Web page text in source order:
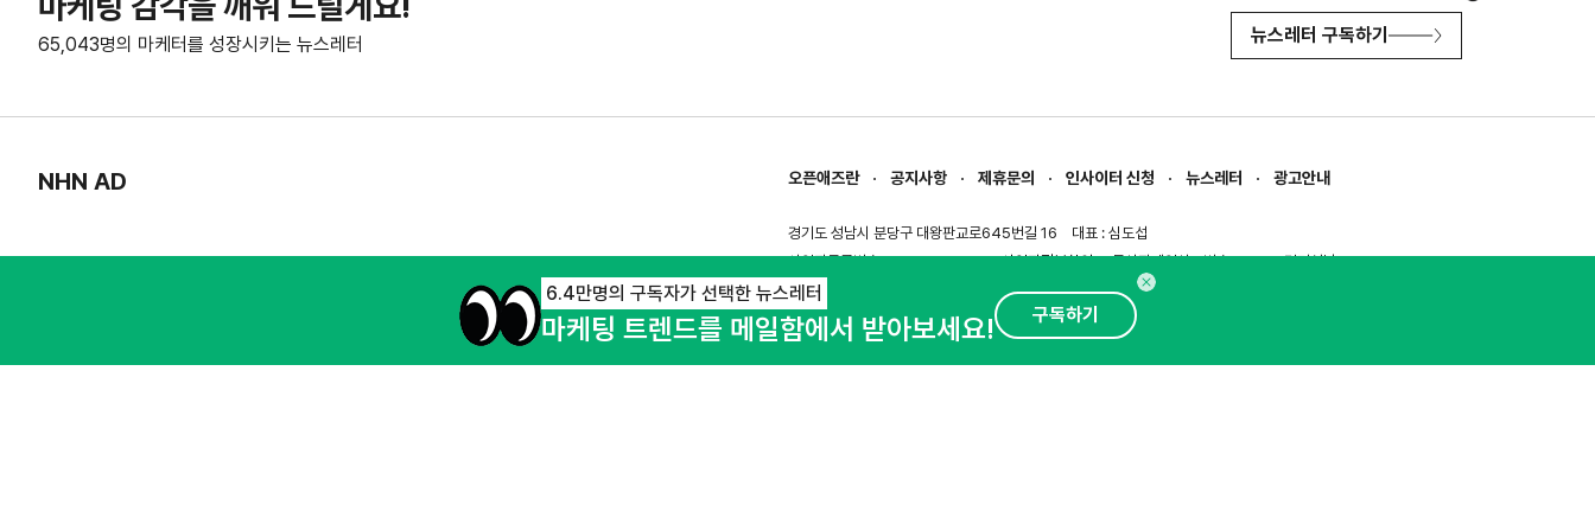
65,043명의 마케터를 성장시키는 뉴스레터 뉴스레터 구독하기
NHN AD 오픈애즈란 공지사항 제휴문의 인사이터 신청 뉴스레터 광고안내
경기도 성남시 분당구 대왕판교로645번길 16
대표 : 심도섭
사업자등록번호 : 144-81-27690(사업자정보확인)
통신판매업신고번호 : 2014-경기성남-1023
호스팅서비스사업자 : 오픈애즈
서비스•광고 문의 :1800-2198
6.4만명의 구독자가 선택한 뉴스레터
마케팅 트렌드를 메일함에서 받아보세요! 구독하기